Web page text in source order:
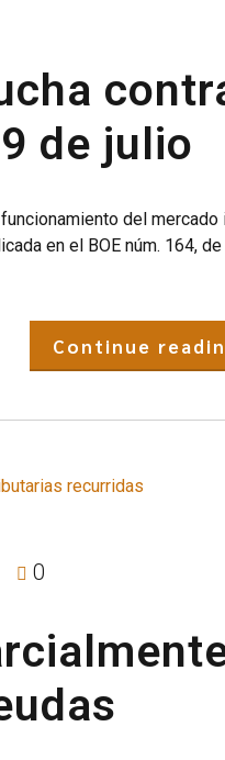
de julio
del mercado
en el BOE núm. 164,
Continue
0